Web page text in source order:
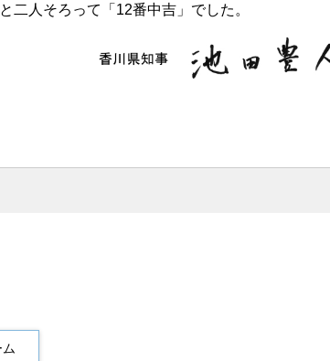
人そろって「12番中吉」でした。